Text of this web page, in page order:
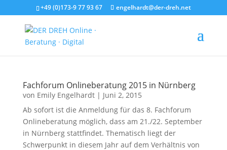
+49 (0)173-9 77 93 67 engelhardt@der-dreh.net
Fachforum Onlineberatung 2015 in Nürnberg
von Emily Engelhardt| Juni 2, 2015
Ab sofort ist die Anmeldung für das 8. Fachforum
Onlineberatung möglich, dass am 21./22. September
in Nürnberg stattfindet. Thematisch liegt der
Schwerpunkt in diesem Jahr auf dem Verhältnis von